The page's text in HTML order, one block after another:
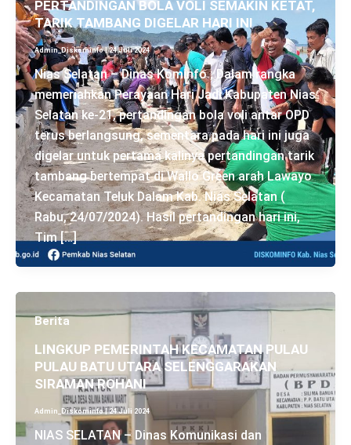
PERTANDINGAN BOLA VOLI SEMAKIN KETAT,
TARIK TAMBANG DIGELAR HARI INI
Admin_Diskominfo|24 Juli 2024
Nias Selatan – Dinas Kominfo ; Dalam rangka
memeriahkan Perayaan Hari Jadi Kabupaten Nias
Selatan ke-21, pertandingan bola voli antar OPD
terus berlangsung, sementara pada hari ini juga
digelar untuk pertama kalinya pertandingan tarik
tambang bertempat di Wallo Green arah Lawayo
Kecamatan Teluk Dalam Kab. Nias Selatan (
Rabu, 24/07/2024). Hasil pertandingan hari ini,
Tim […]
Berita
LINGKUP PEMERINTAH KECAMATAN PULAU
PULAU BATU UTARA SELENGGARAKAN
SIRAMAN ROHANI
Admin_Diskominfo|24 Juli 2024
NIAS SELATAN – Dinas Komunikasi dan